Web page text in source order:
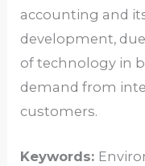
accounting and
development,
of technology in
demand from
customers.
Keywords: